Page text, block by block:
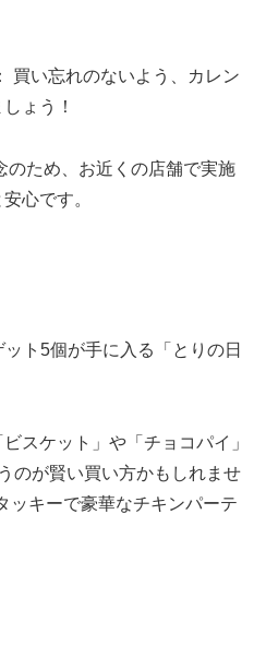
買い忘れのないよう、カレン
ょう！
のため、お近くの店舗で実施
心です。
ト5個が手に入る「とりの日
スケット」や「チョコパイ」
のが賢い買い方かもしれませ
ッキーで豪華なチキンパーテ